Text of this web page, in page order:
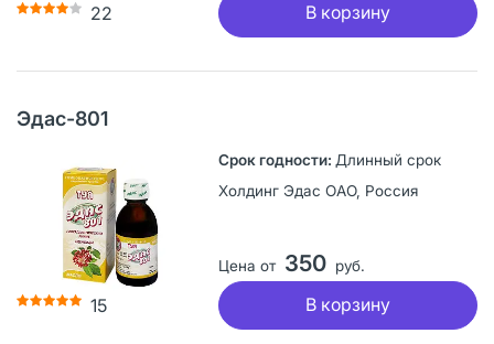
22 В корзину
Эдас-801
15
Длинный срок
Холдинг Эдас ОАО, Россия
Цена от 350 руб.
В корзину